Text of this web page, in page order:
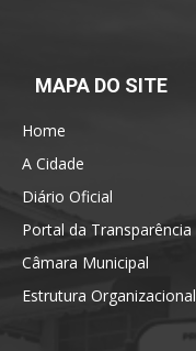
MAPA DO SITE
Home
A Cidade
Diário Oficial
Portal da Transparência
Câmara Municipal
Estrutura Organizacional